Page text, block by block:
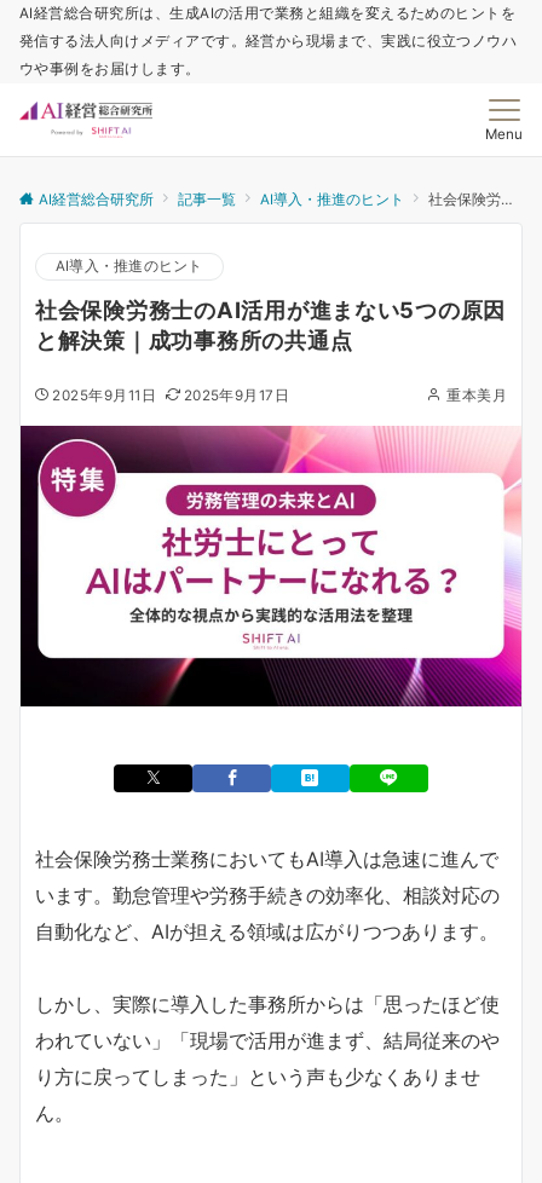
AI経営総合研究所は、生成AIの活用で業務と組織を変えるためのヒントを
発信する法人向けメディアです。経営から現場まで、実践に役立つノウハ
ウや事例をお届けします。
Menu
AI経営総合研究所 記事一覧 AI導入・推進のヒント 社会保険労務士のAI活用が進まない5つの原因と解決策｜成功事務所の共通点
AI導入・推進のヒント
社会保険労務士のAI活用が進まない5つの原因
と解決策｜成功事務所の共通点
2025年9月11日 2025年9月17日 重本美月
社会保険労務士業務においてもAI導入は急速に進んで
います。勤怠管理や労務手続きの効率化、相談対応の
自動化など、AIが担える領域は広がりつつあります。
しかし、実際に導入した事務所からは「思ったほど使
われていない」「現場で活用が進まず、結局従来のや
り方に戻ってしまった」という声も少なくありませ
ん。